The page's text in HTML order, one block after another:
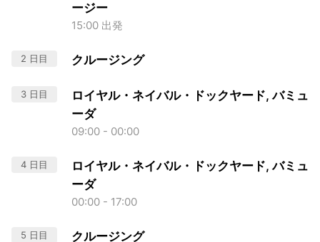
ージー
15:00 出発
2 日目 クルージング
3 日目
ロイヤル・ネイバル・ドックヤード, バミュ
ーダ
09:00 - 00:00
4 日目
ロイヤル・ネイバル・ドックヤード, バミュ
ーダ
00:00 - 17:00
5 日目 クルージング